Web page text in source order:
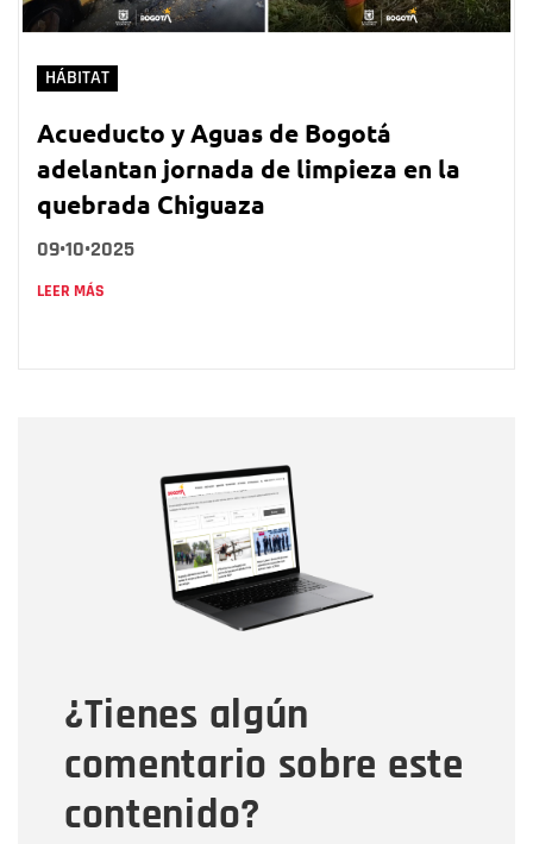
HÁBITAT
Acueducto y Aguas de Bogotá
adelantan jornada de limpieza en la
quebrada Chiguaza
09•10•2025
LEER MÁS
¿Tienes algún
comentario sobre este
contenido?
Correo electrónico
Tipo de comentario
Mensaje